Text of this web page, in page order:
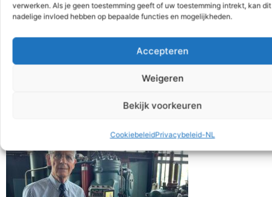
verwerken. Als je geen toestemming geeft of uw toestemming intrekt, kan
nadelige invloed hebben op bepaalde functies en mogelijkheden.
Accepteren
Weigeren
Bekijk voorkeuren
CookiebeleidPrivacybeleid-NL
Aanvullende informatie